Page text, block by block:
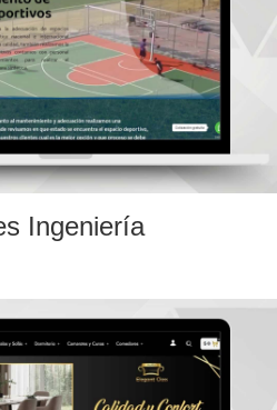
Ingeniería